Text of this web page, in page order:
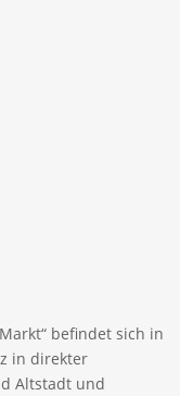
befindet sich in
in direkter
Altstadt und